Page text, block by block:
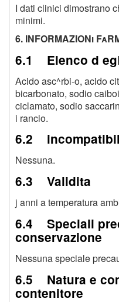
I dati clinici dimostrano
minimi.
6. INFORMAZIONi
6.1 Elenco d eg
Acido asc^rbi-o, acido
bicarbonato, sodio
ciclamato, sodio
i rancio.
6.2
Nessuna.
6.3 Validita
j anni a temperatura
6.4 Speciali
conservazione
Nessuna speciale
6.5 Natura e
contenitore